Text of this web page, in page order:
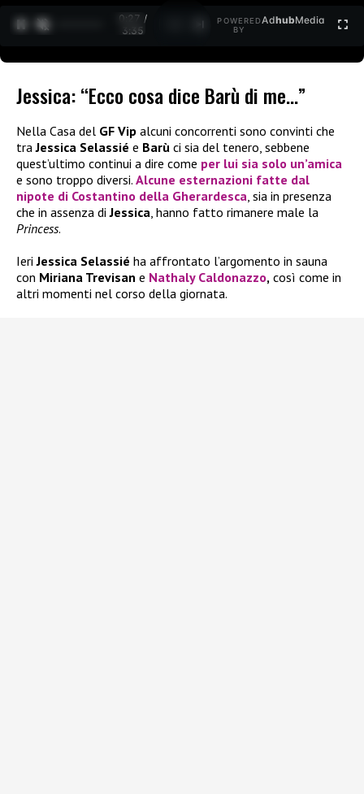
0:27 /
3:35
POWERED
BY
AdhubMedia
Jessica: “Ecco cosa dice Barù di me…”
Nella Casa del GF Vip alcuni concorrenti sono convinti che
traJessica Selassié e Barù ci sia del tenero, sebbene
quest’ultimo continui a dire come per lui sia solo un’amica
e sono troppo diversi. Alcune esternazioni fatte dal
nipote di Costantino della Gherardesca, sia in presenza
che in assenza di Jessica, hanno fatto rimanere male la
Princess.
IeriJessica Selassié ha affrontato l’argomento in sauna
con Miriana Trevisan e Nathaly Caldonazzo, così come in
altri momenti nel corso della giornata.